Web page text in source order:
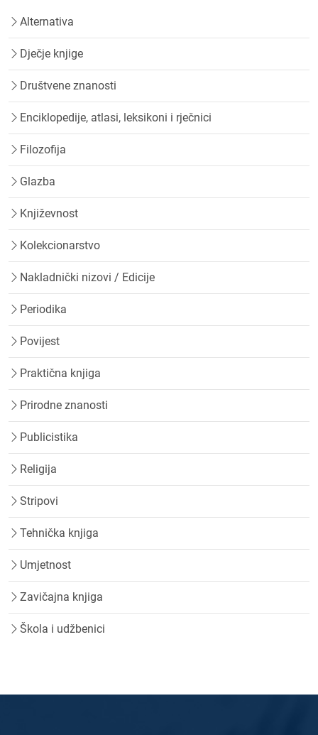
Alternativa
Dječje knjige
Društvene znanosti
Enciklopedije, atlasi, leksikoni i rječnici
Filozofija
Glazba
Književnost
Kolekcionarstvo
Nakladnički nizovi / Edicije
Periodika
Povijest
Praktična knjiga
Prirodne znanosti
Publicistika
Religija
Stripovi
Tehnička knjiga
Umjetnost
Zavičajna knjiga
Škola i udžbenici